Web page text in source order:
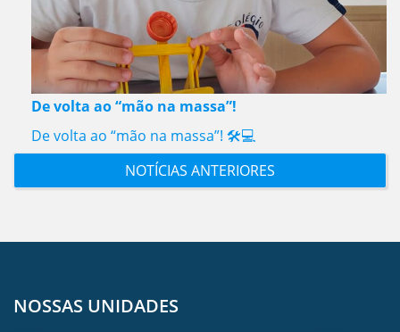
De volta ao “mão na massa”!
De volta ao “mão na massa”! 🛠️💻
NOTÍCIAS ANTERIORES
NOSSAS UNIDADES